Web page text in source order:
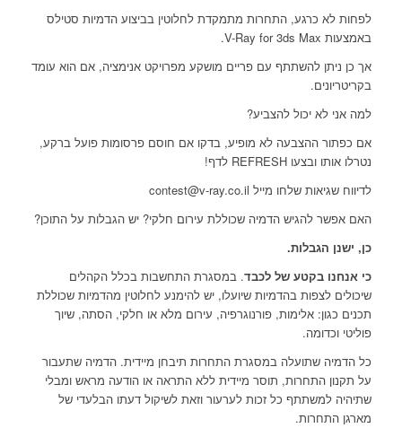
לפחות לא כרגע, התחרות מתמקדת לחלוטין בביצוע הדמיות סטילס
באמצעות V-Ray for 3ds Max.
אך כן ניתן להשתתף עם פריים מושקע מפרויקט אנימציה, אם הוא עומד
בקריטריונים.
למה אני לא יכול להצביע?
אם כפתור ההצבעה לא מופיע, בדקו אם חוסם פרסומות פועל ברקע,
נטרלו אותו ובצעו REFRESH לדף!
לדיווח שגיאות שלחו מייל contest@v-ray.co.il
האם אפשר להגיש הדמיה שכוללת עירום חלקי? יש הגבלות על התוכן?
כן, ישנן הגבלות.
כי אנחנו בקטע של לכבד. במסגרת התחשבות בכלל הקהלים
שיכולים לצפות בהדמיות שיועלו, יש להימנע לחלוטין מהדמיות שכוללת
תכנים כגון: אלימות, פורנוגרפיה, עירום מלא או חלקי, הסתה, שיוך
פוליטי וכדומה.
כל הדמיה שתועלה במסגרת התחרות תיבחן מיידית. הדמיה שתעבור
על תקנון התחרות, תוסר מיידית ללא התראה או הודעה מראש ומבלי
שתיהיה למשתתף כל זכות לערעור וזאת לשיקול דעתו הבלעדי של
מארגן התחרות.